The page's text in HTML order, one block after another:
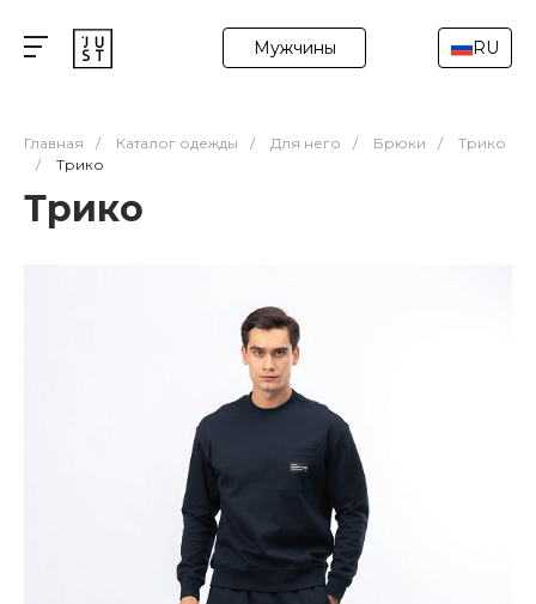
Мужчины RU
Главная / Каталог одежды / Для него / Брюки /
Трико
/
Трико
Трико